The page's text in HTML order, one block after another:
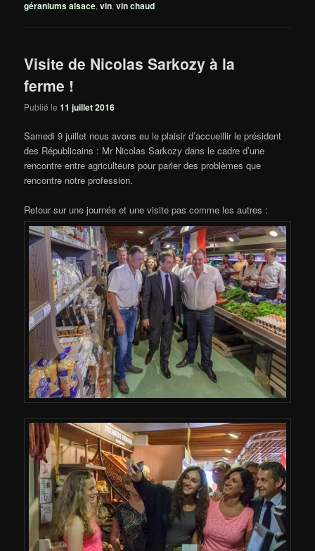
géraniums alsace,vin,vin chaud
Visite de Nicolas Sarkozy à la
ferme !
Publié le11 juillet 2016
Samedi 9 juillet nous avons eu le plaisir d’accueillir le président
des Républicains : Mr Nicolas Sarkozy dans le cadre d’une
rencontre entre agriculteurs pour parler des problèmes que
rencontre notre profession.
Retour sur une journée et une visite pas comme les autres :